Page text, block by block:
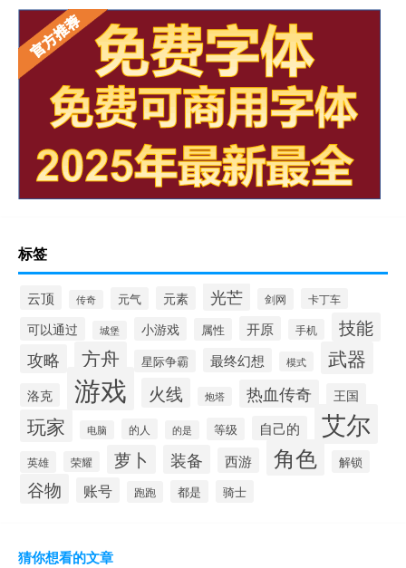
标签
云顶 传奇 元气 元素 光芒 剑网 卡丁车
可以通过 城堡 小游戏 属性 开原 手机
技能
攻略
方舟 星际争霸 最终幻想 模式 武器
洛克 游戏 火线 炮塔 热血传奇 王国
玩家 电脑 的人 的是 等级 自己的 艾尔
英雄 荣耀 萝卜 装备 西游 角色 解锁
谷物 账号 跑跑 都是 骑士
猜你想看的文章